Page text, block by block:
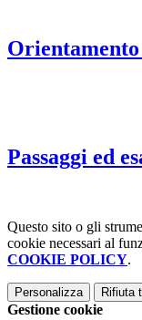
Passaggi ed
Questo sito o gli
cookie necessari al
COOKIE POLICY.
Personalizza Rifiuta
Gestione cookie